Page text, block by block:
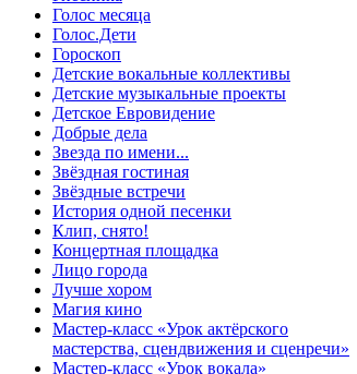
Голос месяца
Голос.Дети
Гороскоп
Детские вокальные коллективы
Детские музыкальные проекты
Детское Евровидение
Добрые дела
Звезда по имени...
Звёздная гостиная
Звёздные встречи
История одной песенки
Клип, снято!
Концертная площадка
Лицо города
Лучше хором
Магия кино
Мастер-класс «Урок актёрского
мастерства, сцендвижения и сценречи»
Мастер-класс «Урок вокала»